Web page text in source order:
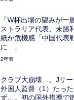
「W杯出場の望みが一
ストラリア代表、未勝
紙が危機感「中国代表
に…」
2年前
クラブ大崩壊…。Jリー
外国人監督（1）たっ
ず…。初の国外指導で